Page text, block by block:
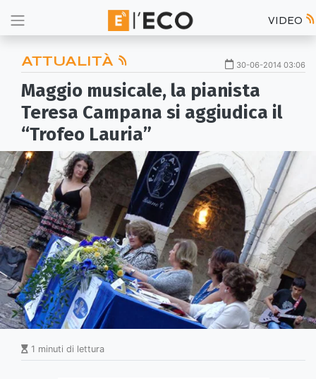
VIDEO
ATTUALITÀ 30-06-2014 03:06
Maggio musicale, la pianista
Teresa Campana si aggiudica il
“Trofeo Lauria”
1 minuti di lettura